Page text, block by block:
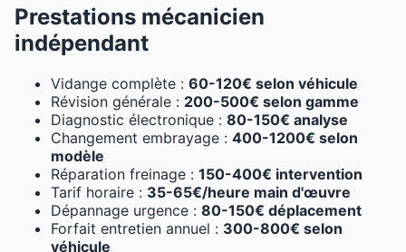
Prestations mécanicien
indépendant
Vidange complète : 60-120€ selon véhicule
Révision générale : 200-500€ selon gamme
Diagnostic électronique : 80-150€ analyse
Changement embrayage : 400-1200€ selon
modèle
Réparation freinage : 150-400€ intervention
Tarif horaire : 35-65€/heure main d'œuvre
Dépannage urgence : 80-150€ déplacement
Forfait entretien annuel : 300-800€ selon
véhicule